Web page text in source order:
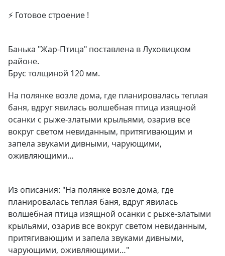
⚡ Готовое строение !
Банька "Жар-Птица" поставлена в Луховицком
районе.
Брус толщиной 120 мм.
На полянке возле дома, где планировалась теплая
баня, вдруг явилась волшебная птица изящной
осанки с рыже-златыми крыльями, озарив все
вокруг светом невиданным, притягивающим и
запела звуками дивными, чарующими,
оживляющими…
Из описания: "На полянке возле дома, где
планировалась теплая баня, вдруг явилась
волшебная птица изящной осанки с рыже-златыми
крыльями, озарив все вокруг светом невиданным,
притягивающим и запела звуками дивными,
чарующими, оживляющими…"